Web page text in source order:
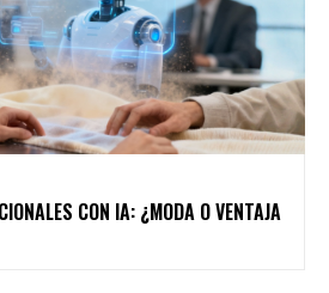
CON IA: ¿MODA O VENTAJA